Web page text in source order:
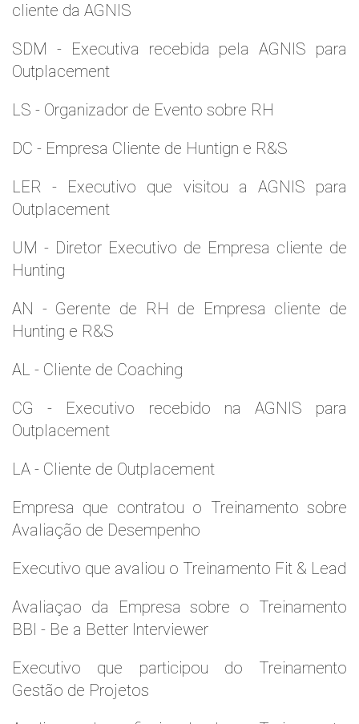
cliente da AGNIS
SDM - Executiva recebida pela AGNIS para
Outplacement
LS - Organizador de Evento sobre RH
DC - Empresa Cliente de Huntign e R&S
LER - Executivo que visitou a AGNIS para
Outplacement
UM - Diretor Executivo de Empresa cliente de
Hunting
AN - Gerente de RH de Empresa cliente de
Hunting e R&S
AL - Cliente de Coaching
CG - Executivo recebido na AGNIS para
Outplacement
LA - Cliente de Outplacement
Empresa que contratou o Treinamento sobre
Avaliação de Desempenho
Executivo que avaliou o Treinamento Fit & Lead
Avaliaçao da Empresa sobre o Treinamento
BBI - Be a Better Interviewer
Executivo que participou do Treinamento
Gestão de Projetos